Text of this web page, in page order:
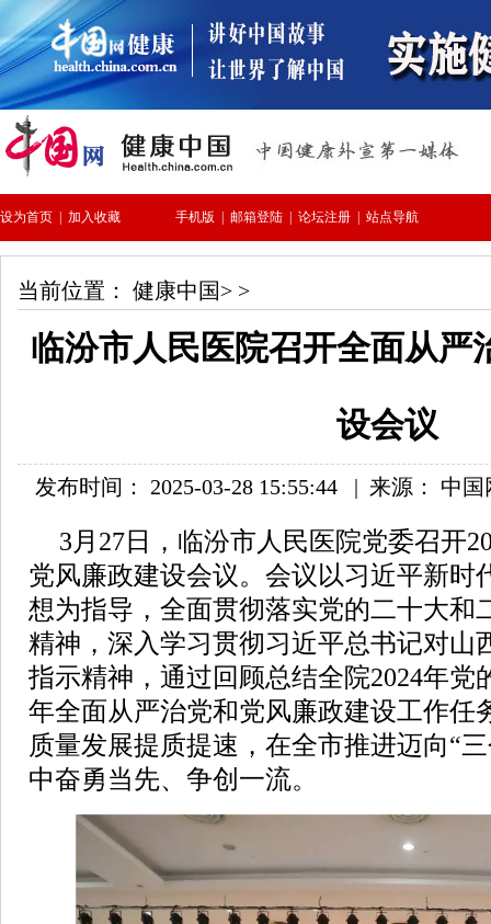
当前位置： 健康中国> >
临汾市人民医院召开全面从严
设会议
发布时间： 2025-03-28 15:55:44 | 来源： 中
3月27日，临汾市人民医院党委召开
党风廉政建设会议。会议以习近平新时
想为指导，全面贯彻落实党的二十大和
精神，深入学习贯彻习近平总书记对山
指示精神，通过回顾总结全院2024年党
年全面从严治党和党风廉政建设工作任
质量发展提质提速，在全市推进迈向“
中奋勇当先、争创一流。